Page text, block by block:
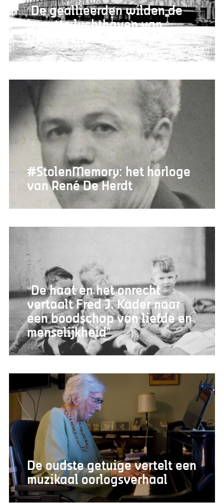
“De geallieerden wilden de
bezette luchthaven van
Deurne sparen”
#StolenMemory: het horloge
van René De Herdt
“De haat en het onrecht
vertaalt Fred J. Kader naar
een boodschap van liefde en
menselijkheid”
De oudste getuige vertelt een
muzikaal oorlogsverhaal